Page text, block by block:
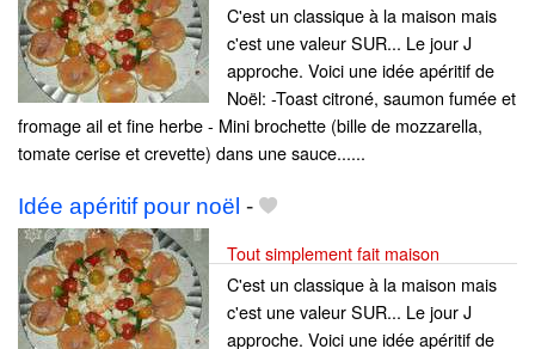
C'est un classique à la maison mais
c'est une valeur SUR... Le jour J
approche. Voici une idée apéritif de
Noël: -Toast citroné, saumon fumée et
fromage ail et fine herbe - Mini brochette (bille de mozzarella,
tomate cerise et crevette) dans une sauce......
Idée apéritif pour noël -
Tout simplement fait maison
C'est un classique à la maison mais
c'est une valeur SUR... Le jour J
approche. Voici une idée apéritif de